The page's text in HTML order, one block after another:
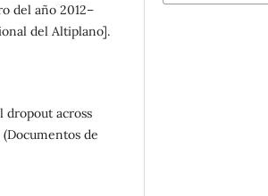
del año 2012–
del Altiplano].
dropout across
de